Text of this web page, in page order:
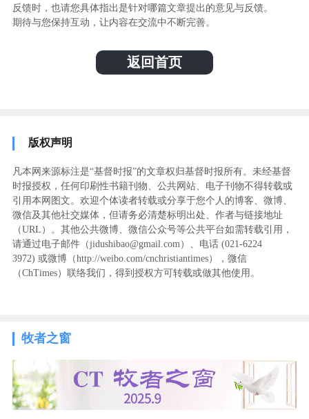
反馈时，也请您具体指出是针对哪篇文章提出的意见与反馈。
期待与您保持互动，让内容在交流中不断完善。
返回首页
版权声明
凡本网来源标注是“基督时报”的文章权归基督时报所有。未经基督
时报授权，任何印刷性书籍刊物、公共网站、电子刊物不得转载或
引用本网图文。欢迎个体读者转载或分享于您个人的博客、微博、
微信及其他社交媒体，但请务必清楚标明出处、作者与链接地址
（URL）。其他公共微博、微信公众号等公共平台如需转载引用，
请通过电子邮件（jidushibao@gmail.com）、电话 (021-6224
3972) ‬或微博（http://weibo.com/cnchristiantimes），微信
（ChTimes）联络我们，得到授权方可转载或做其他使用。
牧者之窗